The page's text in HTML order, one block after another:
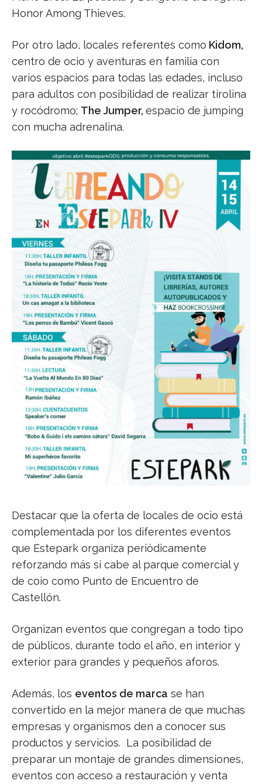
Honor Among Thieves.
Por otro lado, locales referentes como Kidom,
centro de ocio y aventuras en familia con
varios espacios para todas las edades, incluso
para adultos con posibilidad de realizar tirolina
y rocódromo; The Jumper, espacio de jumping
con mucha adrenalina.
Destacar que la oferta de locales de ocio está
complementada por los diferentes eventos
que Estepark organiza periódicamente
reforzando más si cabe al parque comercial y
de coio como Punto de Encuentro de
Castellón.
Organizan eventos que congregan a todo tipo
de públicos, durante todo el año, en interior y
exterior para grandes y pequeños aforos.
Además, los eventos de marca se han
convertido en la mejor manera de que muchas
empresas y organismos den a conocer sus
productos y servicios. La posibilidad de
preparar un montaje de grandes dimensiones,
eventos con acceso a restauración y venta